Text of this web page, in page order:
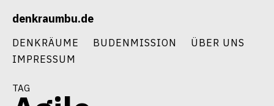
content
denkraumbu.de
DENKRÄUME BUDENMISSION
ÜBER UNS
IMPRESSUM
tag